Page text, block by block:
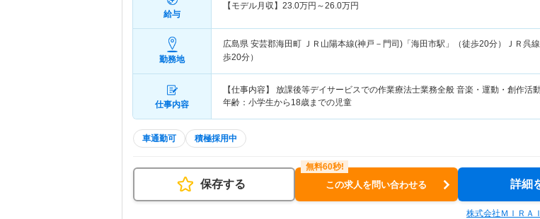
給与
【モデル月収】 23.0万円～26.0万円
勤務地
広島県 安芸郡海田町 ＪＲ山陽本線(神戸－門司)「海田市駅」（徒歩20分）ＪＲ呉
歩20分）
仕事内容
【仕事内容】 放課後等デイサービスでの作業療法士業務全般 音楽・運動・創作活
年齢：小学生から18歳までの児童
車通勤可 積極採用中
保存する この求人を問い合わせる 詳細
株式会社ＭＩＲＡ